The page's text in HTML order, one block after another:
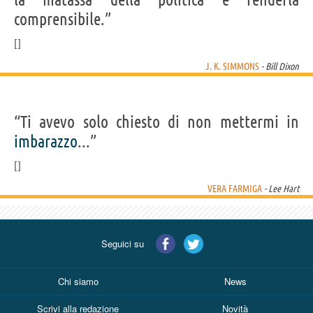
comprensibile.”
J. K. SIMMONS - Bill Dixon
“Ti avevo solo chiesto di non mettermi in
imbarazzo...”
VERA FARMIGA - Lee Hart
Seguici su
Chi siamo News
Scrivi alla redazione Novità